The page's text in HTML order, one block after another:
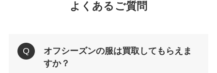
よくあるご質問
オフシーズンの服は買取してもらえま
すか？